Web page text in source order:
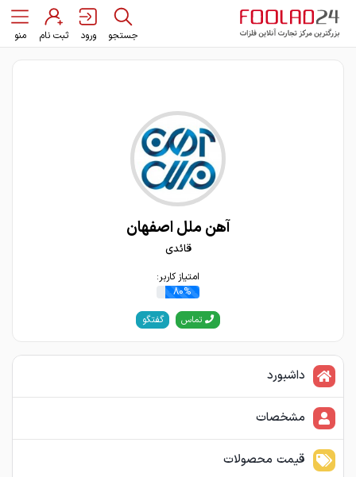
جستجو ورود ثبت نام منو
آهن ملل اصفهان
قائدی
امتیاز کاربر:
80%
تماس گفتگو
داشبورد
مشخصات
قیمت محصولات